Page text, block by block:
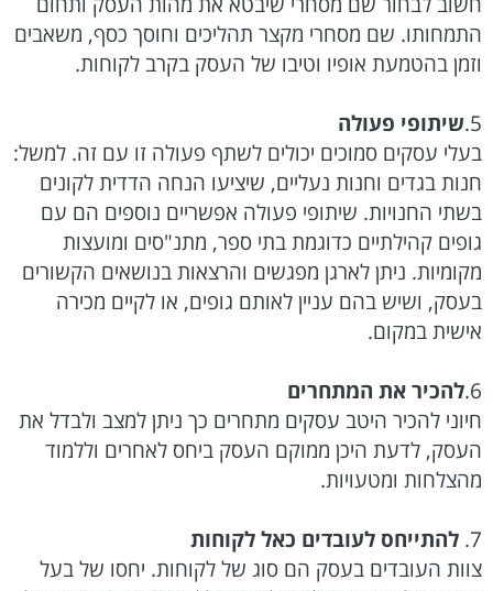
התמחותו. שם מסחרי מקצר תהליכים וחוסך כסף, משאבים
וזמן בהטמעת אופיו וטיבו של העסק בקרב לקוחות.
5. שיתופי פעולה
בעלי עסקים סמוכים יכולים לשתף פעולה זו עם זה. למשל:
חנות בגדים וחנות נעליים, שיציעו הנחה הדדית לקונים
בשתי החנויות. שיתופי פעולה אפשריים נוספים הם עם
גופים קהילתיים כדוגמת בתי ספר, מתנ"סים ומועצות
מקומיות. ניתן לארגן מפגשים והרצאות בנושאים הקשורים
בעסק, ושיש בהם עניין לאותם גופים, או לקיים מכירה
אישית במקום.
6. להכיר את המתחרים
חיוני להכיר היטב עסקים מתחרים כך ניתן למצב ולבדל את
העסק, לדעת היכן ממוקם העסק ביחס לאחרים וללמוד
מהצלחות ומטעויות.
7. להתייחס לעובדים כאל לקוחות
צוות העובדים בעסק הם סוג של לקוחות. יחסו של בעל